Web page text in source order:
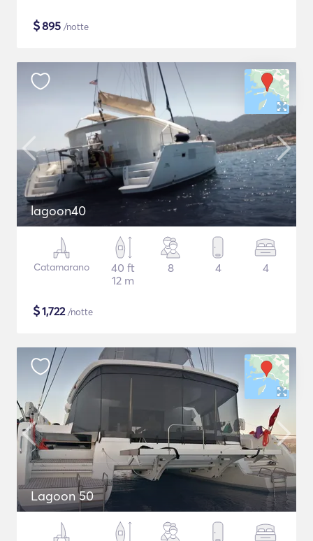
$895 /notte
lagoon40
Catamarano
40 ft
12 m
8 4 4
$1,722/notte
Lagoon 50